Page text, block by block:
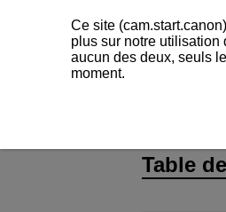
Table
Ce site
plus sur notre utilisation
aucun des deux, seuls
moment.